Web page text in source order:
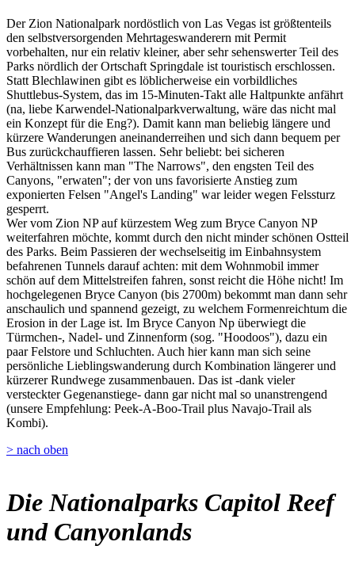
Der Zion Nationalpark nordöstlich von Las Vegas ist größtenteils
den selbstversorgenden Mehrtageswanderern mit Permit
vorbehalten, nur ein relativ kleiner, aber sehr sehenswerter Teil des
Parks nördlich der Ortschaft Springdale ist touristisch erschlossen.
Statt Blechlawinen gibt es löblicherweise ein vorbildliches
Shuttlebus-System, das im 15-Minuten-Takt alle Haltpunkte anfährt
(na, liebe Karwendel-Nationalparkverwaltung, wäre das nicht mal
ein Konzept für die Eng?). Damit kann man beliebig längere und
kürzere Wanderungen aneinanderreihen und sich dann bequem per
Bus zurückchauffieren lassen. Sehr beliebt: bei sicheren
Verhältnissen kann man "The Narrows", den engsten Teil des
Canyons, "erwaten"; der von uns favorisierte Anstieg zum
exponierten Felsen "Angel's Landing" war leider wegen Felssturz
gesperrt.
Wer vom Zion NP auf kürzestem Weg zum Bryce Canyon NP
weiterfahren möchte, kommt durch den nicht minder schönen Ostteil
des Parks. Beim Passieren der wechselseitig im Einbahnsystem
befahrenen Tunnels darauf achten: mit dem Wohnmobil immer
schön auf dem Mittelstreifen fahren, sonst reicht die Höhe nicht! Im
hochgelegenen Bryce Canyon (bis 2700m) bekommt man dann sehr
anschaulich und spannend gezeigt, zu welchem Formenreichtum die
Erosion in der Lage ist. Im Bryce Canyon Np überwiegt die
Türmchen-, Nadel- und Zinnenform (sog. "Hoodoos"), dazu ein
paar Felstore und Schluchten. Auch hier kann man sich seine
persönliche Lieblingswanderung durch Kombination längerer und
kürzerer Rundwege zusammenbauen. Das ist -dank vieler
versteckter Gegenanstiege- dann gar nicht mal so unanstrengend
(unsere Empfehlung: Peek-A-Boo-Trail plus Navajo-Trail als
Kombi).
> nach oben
Die Nationalparks Capitol Reef
und Canyonlands